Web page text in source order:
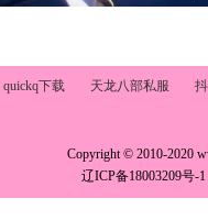
quickq下载 天龙八部私服
Copyright © 2010-2020
辽ICP备18003209号-